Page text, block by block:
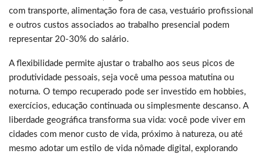
com transporte, alimentação fora de casa, vestuário profissional
e outros custos associados ao trabalho presencial podem
representar 20-30% do salário.
A flexibilidade permite ajustar o trabalho aos seus picos de
produtividade pessoais, seja você uma pessoa matutina ou
noturna. O tempo recuperado pode ser investido em hobbies,
exercícios, educação continuada ou simplesmente descanso. A
liberdade geográfica transforma sua vida: você pode viver em
cidades com menor custo de vida, próximo à natureza, ou até
mesmo adotar um estilo de vida nômade digital, explorando